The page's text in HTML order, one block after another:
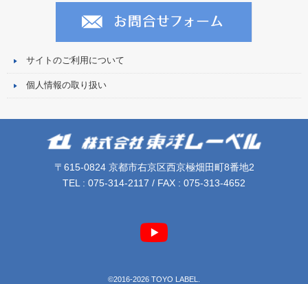
サイトのご利用について
個人情報の取り扱い
〒615-0824 京都市右京区西京極畑田町8番地2
TEL : 075-314-2117 / FAX : 075-313-4652
©2016-2026 TOYO LABEL.